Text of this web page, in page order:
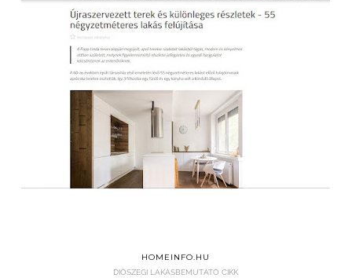
HOMEINFO.HU
DIÓSZEGI LAKÁSBEMUTATÓ CIKK